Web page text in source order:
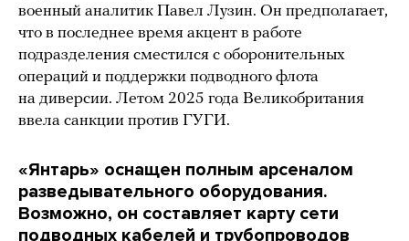
военный аналитик Павел Лузин. Он предполагает,
что в последнее время акцент в работе
подразделения сместился с оборонительных
операций и поддержки подводного флота
на диверсии. Летом 2025 года Великобритания
ввела санкции против ГУГИ.
«Янтарь» оснащен полным арсеналом
разведывательного оборудования.
Возможно, он составляет карту сети
подводных кабелей и трубопроводов